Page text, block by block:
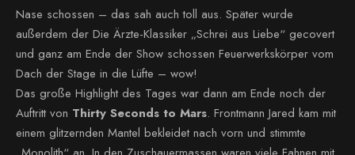
Nase schossen – das sah auch toll aus. Später wurde
außerdem der Die Ärzte-Klassiker „Schrei aus Liebe“ gecovert
und ganz am Ende der Show schossen Feuerwerkskörper vom
Dach der Stage in die Lüfte – wow!
Das große Highlight des Tages war dann am Ende noch der
Auftritt von Thirty Seconds to Mars. Frontmann Jared kam mit
einem glitzernden Mantel bekleidet nach vorn und stimmte